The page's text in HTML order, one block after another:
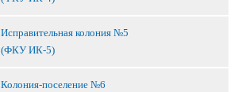
Исправительная колония №5
(ФКУ ИК-5)
Колония-поселение №6